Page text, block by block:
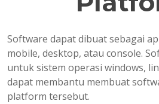
Software dapat dibuat sebagai
mobile, desktop, atau console.
untuk sistem operasi windows,
dapat membantu membuat
platform tersebut.